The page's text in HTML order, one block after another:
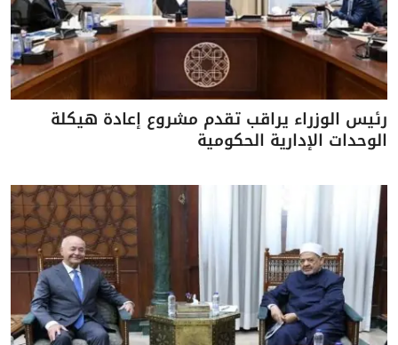
رئيس الوزراء يراقب تقدم مشروع إعادة هيكلة
الوحدات الإدارية الحكومية